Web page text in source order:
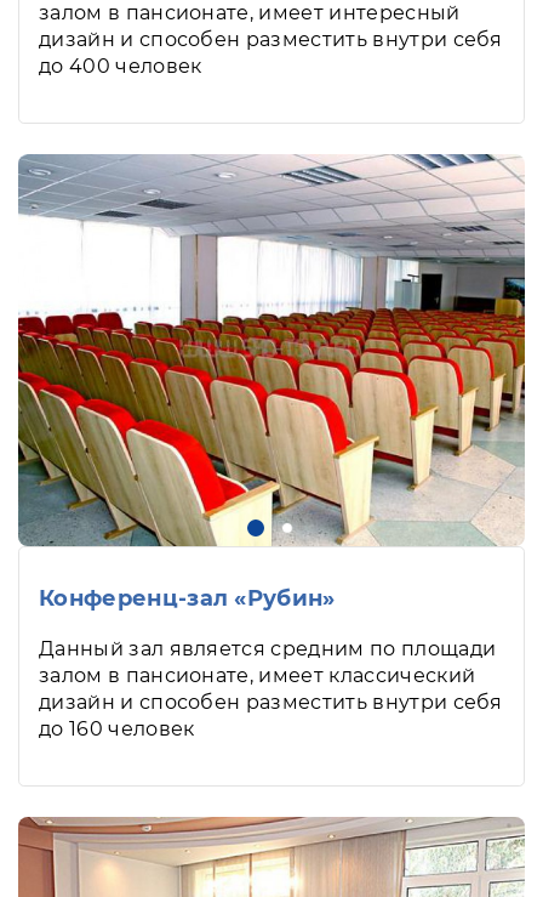
залом в пансионате, имеет интересный
дизайн и способен разместить внутри себя
до 400 человек
Конференц-зал «Рубин»
Данный зал является средним по площади
залом в пансионате, имеет классический
дизайн и способен разместить внутри себя
до 160 человек